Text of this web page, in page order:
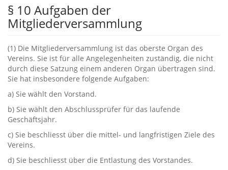
§ ‬10‭ ‬Aufgaben der
Mitgliederversammlung
‭(‬1‭) ‬Die Mitgliederversammlung ist das oberste Organ des
Vereins.‭ ‬Sie ist für alle Angelegenheiten zuständig,‭ ‬die nicht
durch diese Satzung einem anderen Organ übertragen sind.‭
‬Sie hat insbesondere folgende Aufgaben:
a‭) ‬Sie wählt den Vorstand.
b‭) ‬Sie wählt den Abschlussprüfer für das laufende
Geschäftsjahr.
c‭) ‬Sie beschliesst über die mittel-‭ ‬und langfristigen Ziele des
Vereins.
d‭) ‬Sie beschliesst über die Entlastung des Vorstandes.